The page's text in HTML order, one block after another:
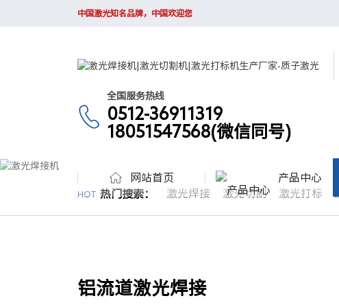
中国激光知名品牌，中国欢迎您
全国服务热线
0512-36911319
18051547568(微信同号)
网站首页 产品中心
HOT 热门搜索： 激光焊接 激光切割 激光打标
铝流道激光焊接